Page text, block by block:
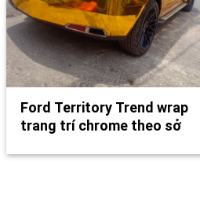
Ford Territory Trend wrap
trang trí chrome theo sở